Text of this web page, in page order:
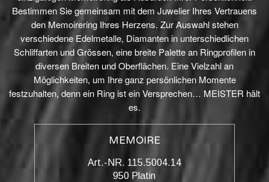
Bestimmen Sie gemeinsam mit dem Juwelier Ihres Vertrauens
den Memoirering Ihres Herzens. Zur Auswahl stehen
verschiedene Edelmetalle, Diamanten in unterschiedlichen
Schliffarten und Grössen, eine breite Palette an Ringprofilen in
diversen Breiten und Oberflächen. Eine Vielzahl an
Möglichkeiten, um Ihre ganz persönlichen Momente
festzuhalten, denn ein Ring ist ein Versprechen… MEISTER hält
es.
MEMOIRE
Art.-NR. 115.5004.14
950 Platin